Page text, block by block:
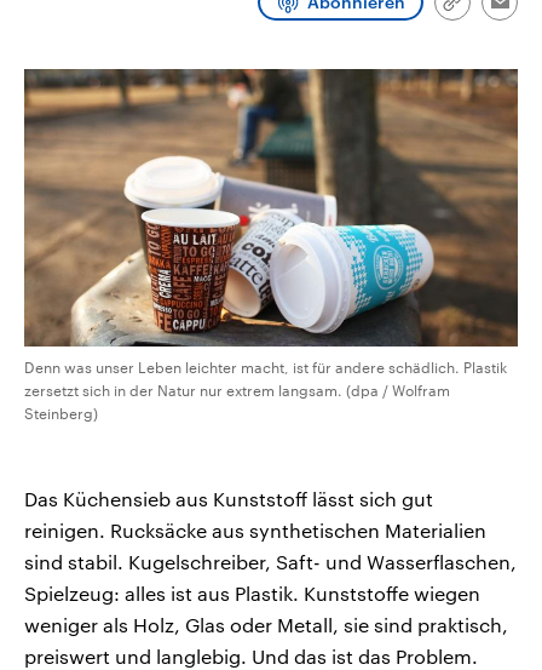
und Hintergründe zu den Parteien
Programm Podcasts
Audio-Archiv
Link
Denn was unser Leben leichter macht, ist für andere schädlich. Plastik
zersetzt sich in der Natur nur extrem langsam. (dpa / Wolfram
Steinberg)
Das Küchensieb aus Kunststoff lässt sich gut
reinigen. Rucksäcke aus synthetischen Materialien
sind stabil. Kugelschreiber, Saft- und Wasserflaschen,
Spielzeug: alles ist aus Plastik. Kunststoffe wiegen
weniger als Holz, Glas oder Metall, sie sind praktisch,
preiswert und langlebig. Und das ist das Problem.